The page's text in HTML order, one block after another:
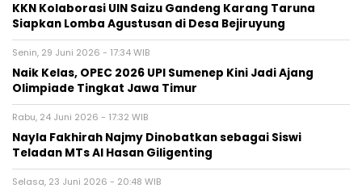
KKN Kolaborasi UIN Saizu Gandeng Karang Taruna
Siapkan Lomba Agustusan di Desa Bejiruyung
Senin, 29 Juni 2026 - 17:34 WIB
Naik Kelas, OPEC 2026 UPI Sumenep Kini Jadi Ajang
Olimpiade Tingkat Jawa Timur
Rabu, 24 Juni 2026 - 17:32 WIB
Nayla Fakhirah Najmy Dinobatkan sebagai Siswi
Teladan MTs Al Hasan Giligenting
Selasa, 23 Juni 2026 - 20:48 WIB